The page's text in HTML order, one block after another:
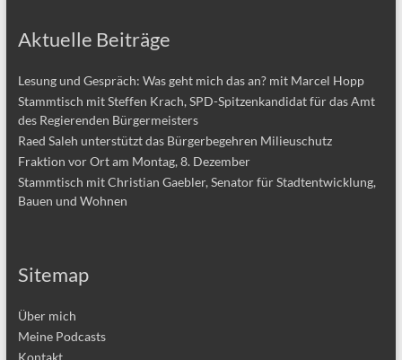
Aktuelle Beiträge
Lesung und Gespräch: Was geht mich das an? mit Marcel Hopp
Stammtisch mit Steffen Krach, SPD-Spitzenkandidat für das Amt
des Regierenden Bürgermeisters
Raed Saleh unterstützt das Bürgerbegehren Milieuschutz
Fraktion vor Ort am Montag, 8. Dezember
Stammtisch mit Christian Gaebler, Senator für Stadtentwicklung,
Bauen und Wohnen
Sitemap
Über mich
Meine Podcasts
Kontakt